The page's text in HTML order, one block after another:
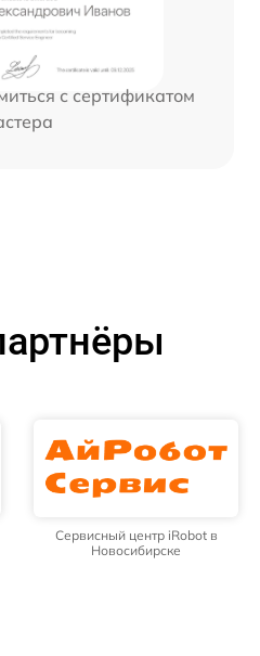
с сертификатом
Сервисный центр iRobot в
Новосибирске